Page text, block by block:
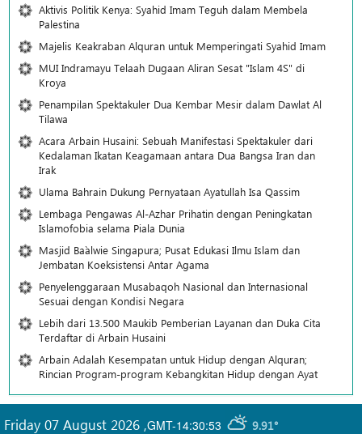
Aktivis Politik Kenya: Syahid Imam Teguh dalam Membela
Palestina
Majelis Keakraban Alquran untuk Memperingati Syahid Imam
MUI Indramayu Telaah Dugaan Aliran Sesat "Islam 4S" di
Kroya
Penampilan Spektakuler Dua Kembar Mesir dalam Dawlat Al
Tilawa
Acara Arbain Husaini: Sebuah Manifestasi Spektakuler dari
Kedalaman Ikatan Keagamaan antara Dua Bangsa Iran dan
Irak
Ulama Bahrain Dukung Pernyataan Ayatullah Isa Qassim
Lembaga Pengawas Al-Azhar Prihatin dengan Peningkatan
Islamofobia selama Piala Dunia
Masjid Ba`alwie Singapura; Pusat Edukasi Ilmu Islam dan
Jembatan Koeksistensi Antar Agama
Penyelenggaraan Musabaqoh Nasional dan Internasional
Sesuai dengan Kondisi Negara
Lebih dari 13.500 Maukib Pemberian Layanan dan Duka Cita
Terdaftar di Arbain Husaini
Arbain Adalah Kesempatan untuk Hidup dengan Alquran;
Rincian Program-program Kebangkitan Hidup dengan Ayat
GMT-14:30:53 9.91°
Friday 07 August 2026 ,